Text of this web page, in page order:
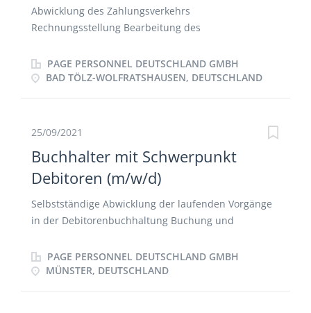
Abwicklung des Zahlungsverkehrs
Rechnungsstellung Bearbeitung des
Debitorenbuchhaltung Überwachung der Zahlungen
und Klärung von Differenzen Bearbeiten von
Stammdaten Mitwirkung bei Digitalisierungsprojekte
PAGE PERSONNEL DEUTSCHLAND GMBH
BAD TÖLZ-WOLFRATSHAUSEN, DEUTSCHLAND
25/09/2021
Buchhalter mit Schwerpunkt
Debitoren (m/w/d)
Selbstständige Abwicklung der laufenden Vorgänge
in der Debitorenbuchhaltung Buchung und
von Zahlungsdifferenzen Betreuung des
Mahnwesens inkl. Fristenüberwachung Beratung bei
PAGE PERSONNEL DEUTSCHLAND GMBH
MÜNSTER, DEUTSCHLAND